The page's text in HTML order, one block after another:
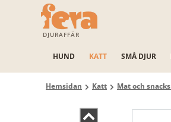
DJURAFFÄR
HUND KATT SMÅ DJUR
Hemsidan Katt Mat och